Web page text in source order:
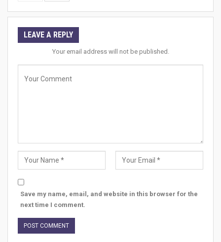
LEAVE A REPLY
Your email address will not be published.
Save my name, email, and website in this browser for the
next time I comment.